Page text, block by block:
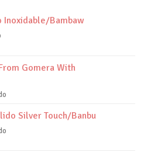
Inoxidable/Bambaw
Gomera With
Silver Touch/Banbu